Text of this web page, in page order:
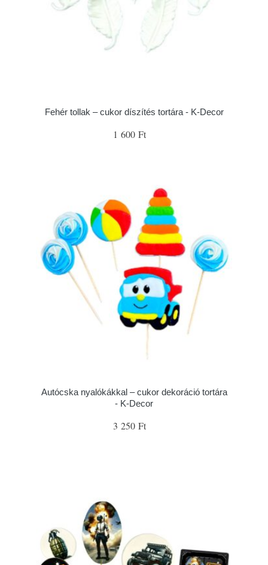
Fehér tollak – cukor díszítés tortára - K-Decor
1 600 Ft
Autócska nyalókákkal – cukor dekoráció tortára
- K-Decor
3 250 Ft